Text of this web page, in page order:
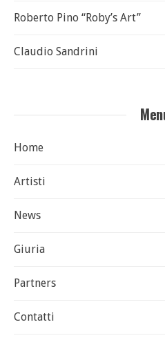
Roberto Pino “Roby’s Art”
Claudio Sandrini
Home
Artisti
News
Giuria
Partners
Contatti